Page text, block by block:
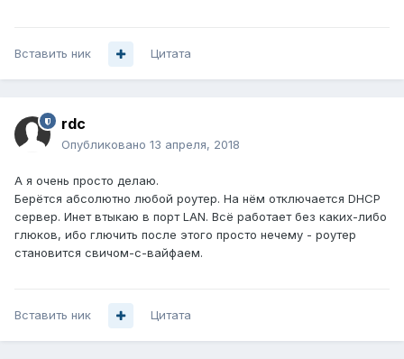
Вставить ник Цитата
rdc
Опубликовано 13 апреля, 2018
А я очень просто делаю.
Берётся абсолютно любой роутер. На нём отключается DHCP
сервер. Инет втыкаю в порт LAN. Всё работает без каких-либо
глюков, ибо глючить после этого просто нечему - роутер
становится свичом-с-вайфаем.
Вставить ник Цитата